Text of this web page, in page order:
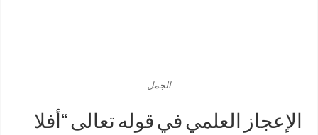
الجمل
الإعجاز العلمي في قوله تعالى “أفلا